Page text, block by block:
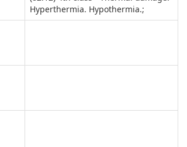
Hyperthermia. Hypothermia.;